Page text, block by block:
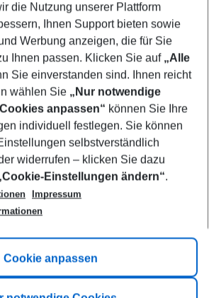
children
more filter
die Nutzung unserer Plattform
Ihnen Support bieten sowie
Werbung anzeigen, die für Sie
Ihnen passen. Klicken Sie auf „Alle
Sie einverstanden sind. Ihnen reicht
wählen Sie „Nur notwendige
anpassen“ können Sie Ihre
individuell festlegen. Sie können
selbstverständlich
widerrufen – klicken Sie dazu
Einstellungen ändern“.
Impressum
Cookie anpassen